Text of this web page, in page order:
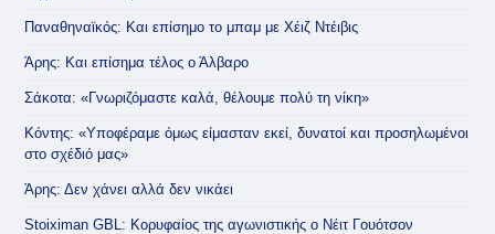
Παναθηναϊκός: Και επίσημο το μπαμ με Χέιζ Ντέιβις
Άρης: Και επίσημα τέλος ο Άλβαρο
Σάκοτα: «Γνωριζόμαστε καλά, θέλουμε πολύ τη νίκη»
Κόντης: «Υποφέραμε όμως είμασταν εκεί, δυνατοί και προσηλωμένοι
στο σχέδιό μας»
Άρης: Δεν χάνει αλλά δεν νικάει
Stoiximan GBL: Κορυφαίος της αγωνιστικής ο Νέιτ Γουότσον